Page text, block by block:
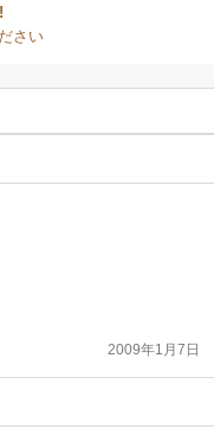
さい
2009年1月7日